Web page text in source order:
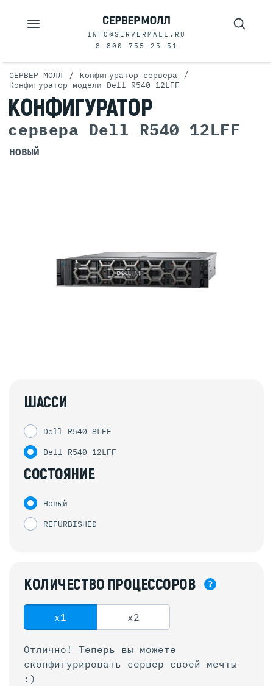
INFO@SERVERMALL.RU
8 800 755-25-51
СЕРВЕР МОЛЛ / Конфигуратор сервера /
Конфигуратор модели Dell R540 12LFF
КОНФИГУРАТОР
сервера Dell R540 12LFF
НОВЫЙ
ШАССИ
Dell R540 8LFF
Dell R540 12LFF
СОСТОЯНИЕ
Новый
REFURBISHED
КОЛИЧЕСТВО ПРОЦЕССОРОВ ?
x1 x2
Отлично! Теперь вы можете
сконфигурировать сервер своей мечты
:)